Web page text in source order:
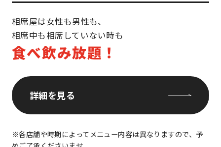
相席屋は女性も男性も、
相席中も相席していない時も
食べ飲み放題！
詳細を見る
※各店舗や時期によってメニュー内容は異なりますので、予